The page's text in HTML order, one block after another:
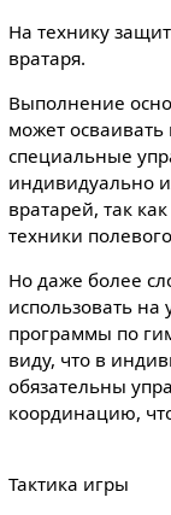
На технику
вратаря.
Выполнение
может
специальные
индивидуально
вратарей, так
техники
Но даже более
использовать
программы по
виду, что в
обязательны
координацию,
Тактика игры